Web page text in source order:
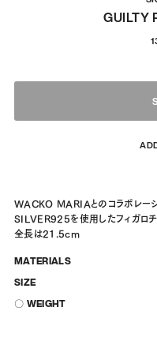
GUILTY
WACKO MARIAとのコラボレーシ
SILVER925を使用したフィガロチ
全長は21.5cm
MATERIALS
SIZE
〇 WEIGHT